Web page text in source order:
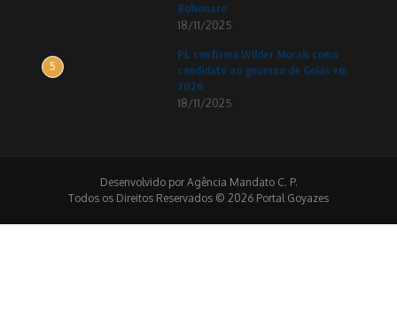
Bolsonaro
18/11/2025
5
PL confirma Wilder Morais como
candidato ao governo de Goiás em
2026
18/11/2025
Desenvolvido por Agência Mandato C. P.
Todos os Direitos Reservados © 2026 Portal Goyazes